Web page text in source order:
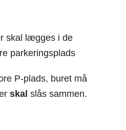
skal lægges i de
parkeringsplads
P-plads, buret må
skal slås sammen.